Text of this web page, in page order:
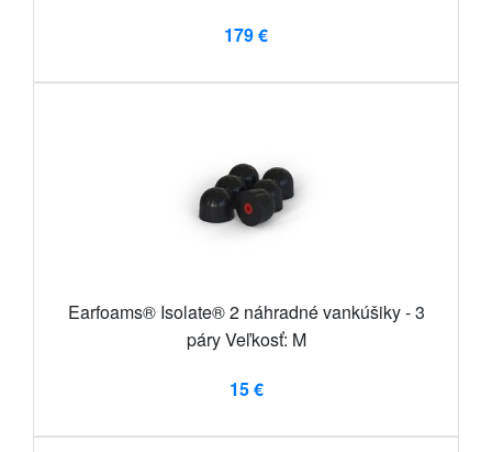
179 €
Earfoams® Isolate® 2 náhradné vankúšiky - 3
páry Veľkosť: M
15 €